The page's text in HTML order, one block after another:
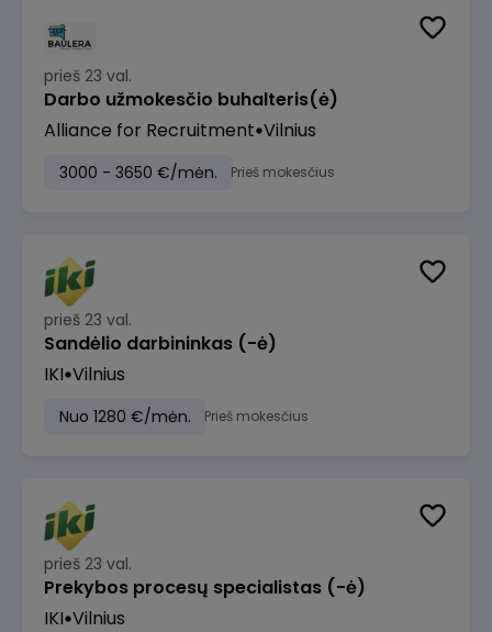
prieš 23 val.
Darbo užmokesčio buhalteris(ė)
Alliance for Recruitment Vilnius
3000 - 3650 €/mėn. Prieš mokesčius
prieš 23 val.
Sandėlio darbininkas (-ė)
IKI Vilnius
Nuo 1280 €/mėn. Prieš mokesčius
prieš 23 val.
Prekybos procesų specialistas (-ė)
IKI Vilnius